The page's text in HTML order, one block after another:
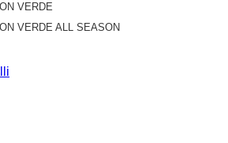
VERDE
VERDE ALL SEASON